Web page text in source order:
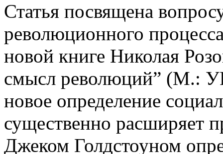
Статья посвящена
революционного
новой книге Николая
смысл революций” (М.:
новое определение
существенно расширяет
Джеком Голдстоуном